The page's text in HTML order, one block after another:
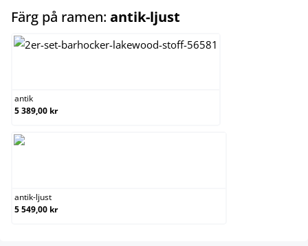
Färg på ramen: antik-ljust
antik
5 389,00 kr
antik-ljust
5 549,00 kr